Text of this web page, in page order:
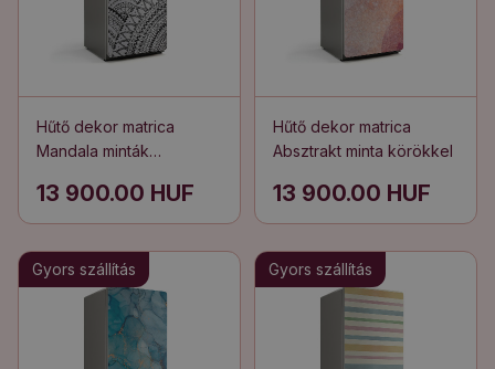
Hűtő dekor matrica
Mandala minták
13 900.00 HUF
Hűtő dekor matrica
Absztrakt minta körökkel
13 900.00 HUF
Gyors szállítás Gyors szállítás